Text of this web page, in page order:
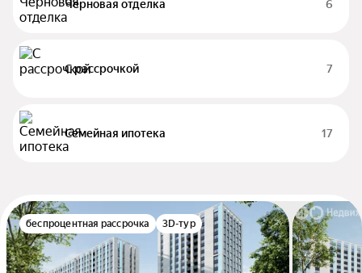
Черновая отделка 6
С рассрочкой 7
Семейная ипотека 17
беспроцентная рассрочка 3D-тур